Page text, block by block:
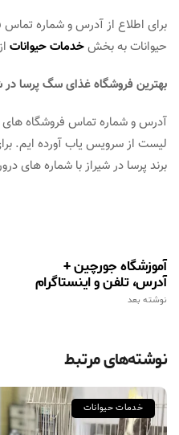
برای اطلاع از آدرس و شماره
حیوانات به بخشخدمات حیوانات
بهترین فروشگاه غذای سگ پرسا در
آدرس و شماره تماس فروشگاه های
لیست از سرویس یاب آورده ایم.
برند پرسا در شیراز با شماره های
آموزشگاه جورچین +
آدرس، تلفن و اینستاگرام
نوشته بعد
نوشته‌های مرتبط
خدمات حیوانات